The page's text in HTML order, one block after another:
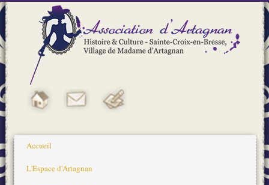
Accueil
L'Espace d'Artagnan